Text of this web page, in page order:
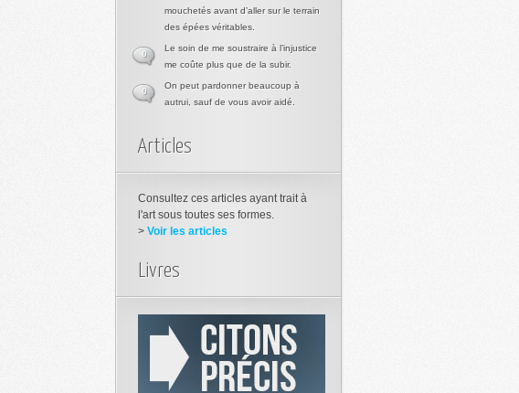
mouchetés avant d’aller sur le terrain
des épées véritables.
Le soin de me soustraire à l’injustice
me coûte plus que de la subir.
0
On peut pardonner beaucoup à
autrui, sauf de vous avoir aidé.
0
Articles
Consultez ces articles ayant trait à
l'art sous toutes ses formes.
> Voir les articles
Livres